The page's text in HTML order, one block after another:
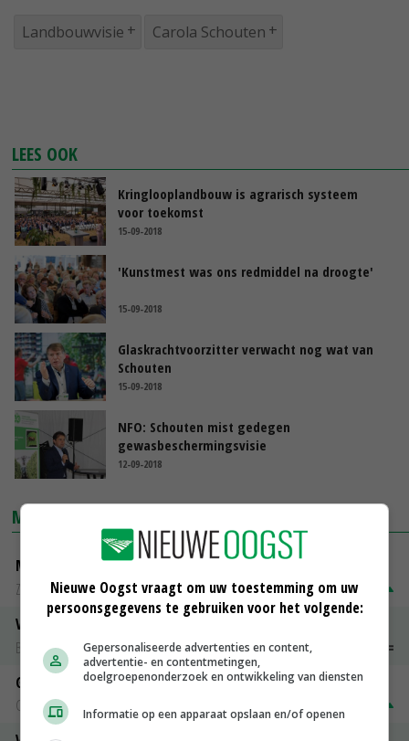
Landbouwvisie Carola Schouten
LEES OOK
Kringlooplandbouw is agrarisch systeem
voor toekomst
15-09-2018
'Kunstmest was ons redmiddel na droogte'
15-09-2018
Glaskrachtvoorzitter verwacht nog wat van
Schouten
15-09-2018
NFO: Schouten mist gedegen
gewasbeschermingsvisie
12-09-2018
MARKTPRIJZEN
Magere melkpoeder
Zuivel NL
€ 269,00 € 7,00
Vleeskuikens 2001-2600 gr
Barneveld
€ 1,09
Gerst
Groningen
€ 197,00
Nieuwe Oogst vraagt om uw toestemming om uw
persoonsgegevens te gebruiken voor het volgende:
Gepersonaliseerde advertenties en content,
advertentie- en contentmetingen,
doelgroepenonderzoek en ontwikkeling van diensten
Informatie op een apparaat opslaan en/of openen